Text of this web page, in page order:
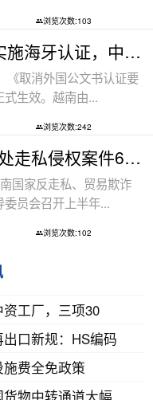
浏览次数:103
越南9月正式实施海牙认证，中越跨境文件
取消外国公文书认证要
生效。越南由...
浏览次数:242
越南上半年查处走私侵权案件6.8万起
国家反走私、贸易欺诈
员会召开上半年...
浏览次数:102
工厂，三项30
口新规：HS编码
费全免政策